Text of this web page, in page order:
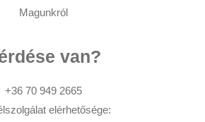
Magunkról
van?
+36 70 949 2665
elérhetősége: